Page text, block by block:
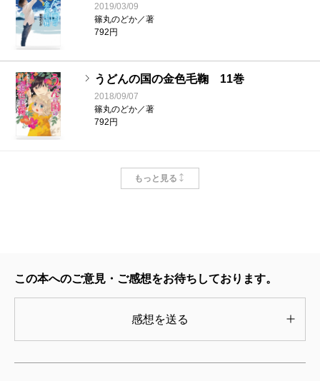
2019/03/09
篠丸のどか／著
792円
うどんの国の金色毛鞠 11巻
2018/09/07
篠丸のどか／著
792円
うどんの国の金色毛鞠 10巻
2017/01/07
770円
ドラマCD付き限定版】
もっと見る
この本へのご意見・ご感想をお待ちしております。
感想を送る